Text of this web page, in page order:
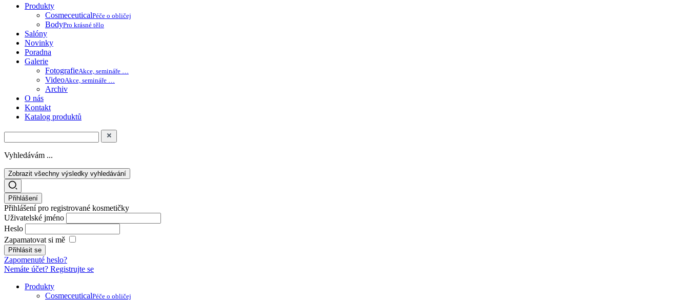
Produkty
CosmeceuticalPéče o obličej
BodyPro krásné tělo
Salóny
Novinky
Poradna
Galerie
FotografieAkce, semináře …
VideoAkce, semináře …
Archiv
O nás
Kontakt
Katalog produktů
Vyhledávám ...
Zobrazit všechny výsledky vyhledávání
Přihlášení
Přihlášení pro registrované kosmetičky
Uživatelské jméno
Heslo
Zapamatovat si mě
Zapomenuté heslo?
Nemáte účet? Registrujte se
Produkty
CosmeceuticalPéče o obličej